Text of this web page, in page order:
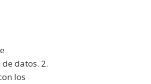
datos. 2.
los